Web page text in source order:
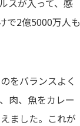
スが入って、感
で2億5000万人も
をバランスよく
肉、魚をカレー
ました。これが